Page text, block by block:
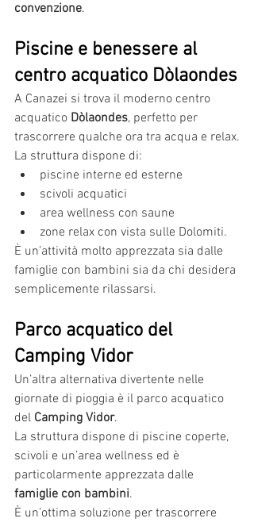
convenzione.
Piscine e benessere al
centro acquatico Dòlaondes
A Canazei si trova il moderno centro
acquatico Dòlaondes, perfetto per
trascorrere qualche ora tra acqua e relax.
La struttura dispone di:
piscine interne ed esterne
scivoli acquatici
area wellness con saune
zone relax con vista sulle Dolomiti.
È un’attività molto apprezzata sia dalle
famiglie con bambini sia da chi desidera
semplicemente rilassarsi.
Parco acquatico del
Camping Vidor
Un’altra alternativa divertente nelle
giornate di pioggia è il parco acquatico
del Camping Vidor.
La struttura dispone di piscine coperte,
scivoli e un’area wellness ed è
particolarmente apprezzata dalle
famiglie con bambini.
È un’ottima soluzione per trascorrere